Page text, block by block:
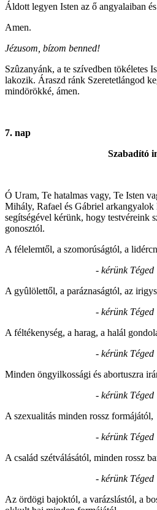
Áldott legyen Isten az ő angyalaiban
Amen.
Jézusom, bízom benned!
Szûzanyánk, a te szívedben tökéletes
lakozik. Áraszd ránk Szeretetlángod
mindörökké, ámen.
7. nap
Szabadító
Ó Uram, Te hatalmas vagy, Te Isten
Mihály, Rafael és Gábriel arkangyalok
segítségével kérünk, hogy testvéreink
gonosztól.
A félelemtől, a szomorúságtól, a
- kérünk
A gyûlölettől, a paráznaságtól, az
- kérünk
A féltékenység, a harag, a halál
- kérünk
Minden öngyilkossági és abortuszra
- kérünk
A szexualitás minden rossz formájától,
- kérünk
A család szétválásától, minden rossz
- kérünk
Az ördögi bajoktól, a varázslástól, a